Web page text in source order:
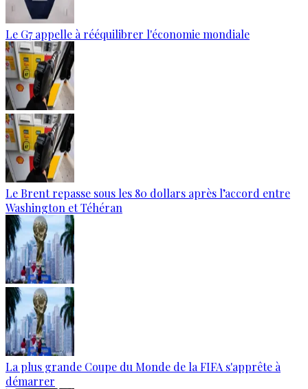
Le G7 appelle à rééquilibrer l'économie mondiale
Le Brent repasse sous les 80 dollars après l’accord entre
Washington et Téhéran
La plus grande Coupe du Monde de la FIFA s'apprête à
démarrer